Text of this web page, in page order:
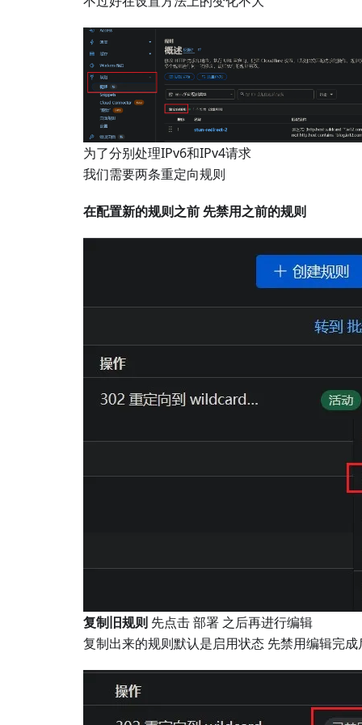
为了分别处理IPv6和IPv4请求
我们需要两条重定向规则
在配置新的规则之前 先禁用之前的规则
复制旧规则 先点击 部署 之后再进行编辑
复制出来的规则默认是启用状态 先禁用编辑完